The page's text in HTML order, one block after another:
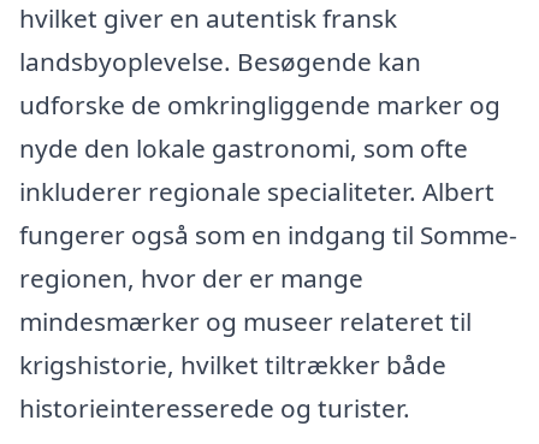
hvilket giver en autentisk fransk
landsbyoplevelse. Besøgende kan
udforske de omkringliggende marker og
nyde den lokale gastronomi, som ofte
inkluderer regionale specialiteter. Albert
fungerer også som en indgang til Somme-
regionen, hvor der er mange
mindesmærker og museer relateret til
krigshistorie, hvilket tiltrækker både
historieinteresserede og turister.